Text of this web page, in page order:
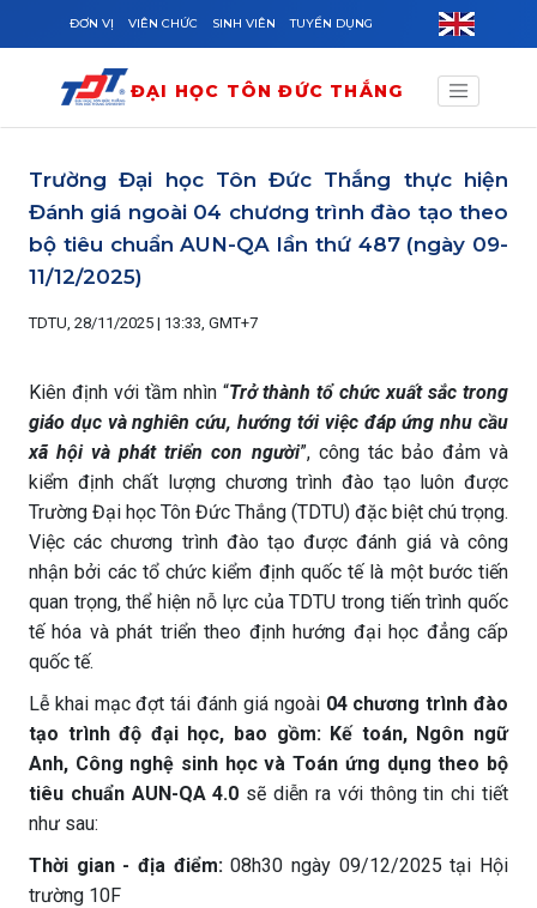
Skip to main content
ĐƠN VỊ VIÊN CHỨC SINH VIÊN TUYỂN DỤNG
ĐẠI HỌC TÔN ĐỨC THẮNG
Trường Đại học Tôn Đức Thắng thực hiện
Đánh giá ngoài 04 chương trình đào tạo theo
bộ tiêu chuẩn AUN-QA lần thứ 487 (ngày 09-
11/12/2025)
TDTU, 28/11/2025 | 13:33, GMT+7
Kiên định với tầm nhìn “Trở thành tổ chức xuất sắc trong
giáo dục và nghiên cứu, hướng tới việc đáp ứng nhu cầu
xã hội và phát triển con người”, công tác bảo đảm và
kiểm định chất lượng chương trình đào tạo luôn được
Trường Đại học Tôn Đức Thắng (TDTU) đặc biệt chú trọng.
Việc các chương trình đào tạo được đánh giá và công
nhận bởi các tổ chức kiểm định quốc tế là một bước tiến
quan trọng, thể hiện nỗ lực của TDTU trong tiến trình quốc
tế hóa và phát triển theo định hướng đại học đẳng cấp
quốc tế.
Lễ khai mạc đợt tái đánh giá ngoài 04 chương trình đào
tạo trình độ đại học, bao gồm: Kế toán, Ngôn ngữ
Anh, Công nghệ sinh học và Toán ứng dụng theo bộ
tiêu chuẩn AUN-QA 4.0 sẽ diễn ra với thông tin chi tiết
như sau:
Thời gian - địa điểm:08h30 ngày 09/12/2025 tại Hội
trường 10F